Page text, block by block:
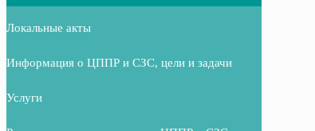
Локальные акты
Информация о ЦППР и СЗС, цели и задачи
Услуги